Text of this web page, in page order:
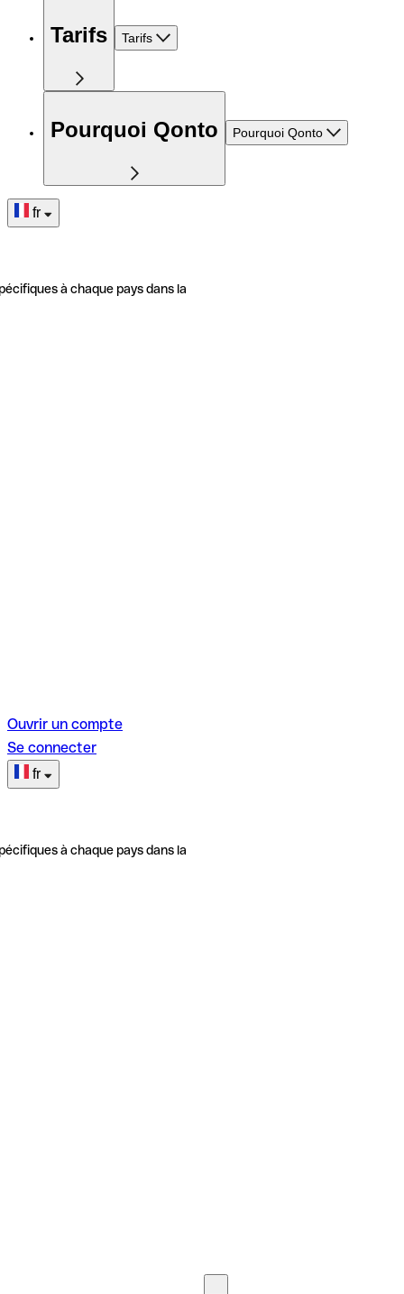
Tarifs Tarifs
Pourquoi Qonto Pourquoi Qonto
fr
à chaque pays dans la
Ouvrir un compte
Se connecter
fr
à chaque pays dans la